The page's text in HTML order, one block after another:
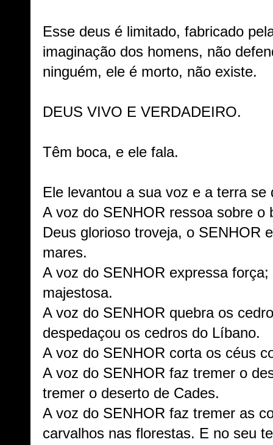
Esse deus é limitado, fabricado
imaginação dos homens, não
ninguém, ele é morto, não existe.
DEUS VIVO E VERDADEIRO.
Têm boca, e ele fala.
Ele levantou a sua voz e a terra
A voz do SENHOR ressoa sobre o
Deus glorioso troveja, o SENHOR
mares.
A voz do SENHOR expressa
majestosa.
A voz do SENHOR quebra os
despedaçou os cedros do Líbano.
A voz do SENHOR corta os céus
A voz do SENHOR faz tremer o
tremer o deserto de Cades.
A voz do SENHOR faz tremer as
carvalhos nas florestas. E no seu